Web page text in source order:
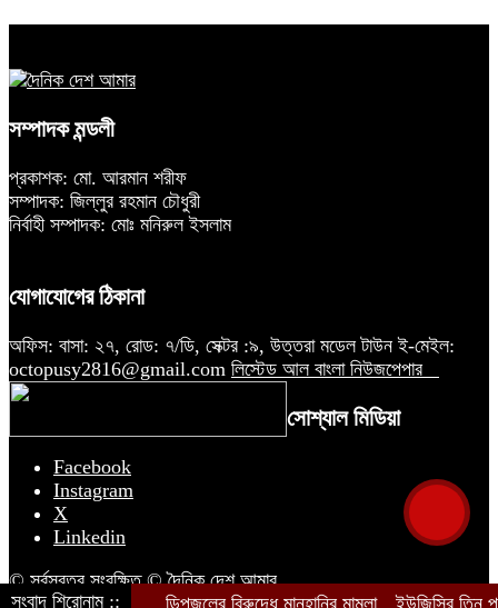
সম্পাদক মন্ডলী
প্রকাশক: মো. আরমান শরীফ
সম্পাদক: জিল্লুর রহমান চৌধুরী
নির্বাহী সম্পাদক: মোঃ মনিরুল ইসলাম
যোগাযোগের ঠিকানা
অফিস: বাসা: ২৭, রোড: ৭/ডি, সেক্টর :৯, উত্তরা মডেল টাউন ই-মেইল:
octopusy2816@gmail.com লিস্টেড আল বাংলা নিউজপেপার
সোশ্যাল মিডিয়া
Facebook
Instagram
X
Linkedin
© সর্বস্বত্ব সংরক্ষিত © দৈনিক দেশ আমার
সংবাদ শিরোনাম ::
ডিপজলের বিরুদ্ধে মানহানির মামলা ইউজিসির তিন